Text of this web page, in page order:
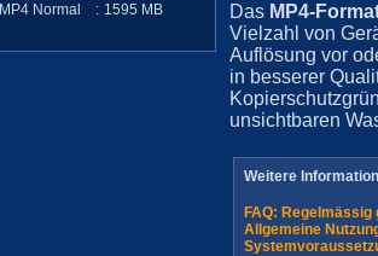
MP4 Normal
: 1595 MB Das MP4-
Vielzahl von
Auflösung vor
in besserer
unsichtbaren
Weitere
FAQ:
Allgemeine